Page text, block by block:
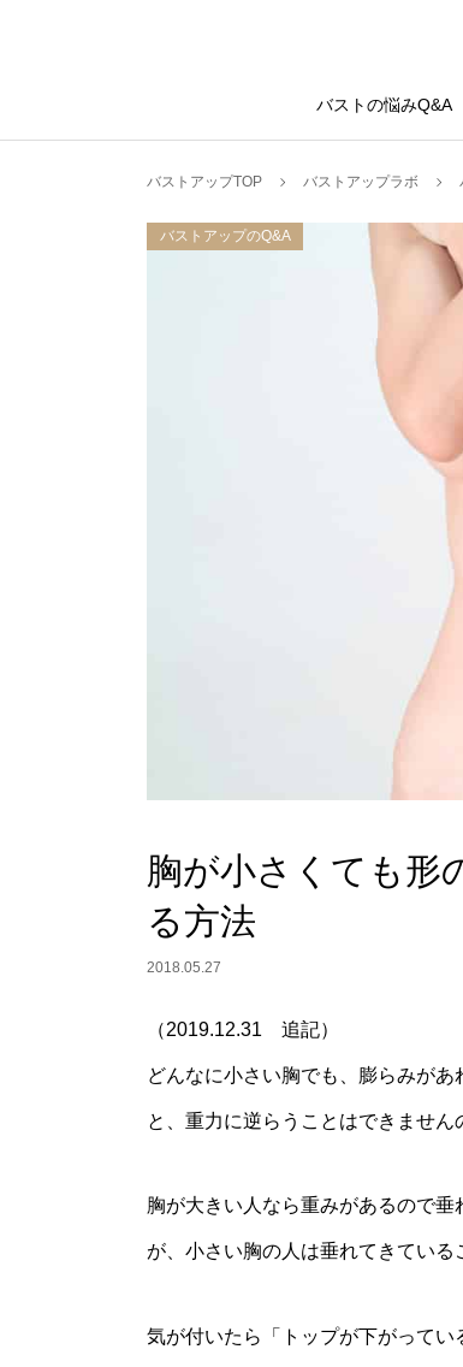
バストの悩みQ&A
バストアップTOP バストアップラボ
バストアップのQ&A
胸が小さくても形
る方法
2018.05.27
（2019.12.31 追記）
どんなに小さい胸でも、膨らみが
と、重力に逆らうことはできません
胸が大きい人なら重みがあるので
が、小さい胸の人は垂れてきている
気が付いたら「トップが下がって